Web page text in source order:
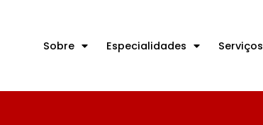
Sobre Especialidades Serviços